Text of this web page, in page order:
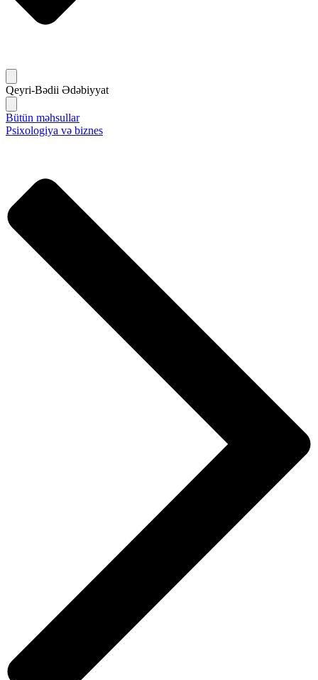
Qeyri-Bədii Ədəbiyyat
Bütün məhsullar
Psixologiya və biznes